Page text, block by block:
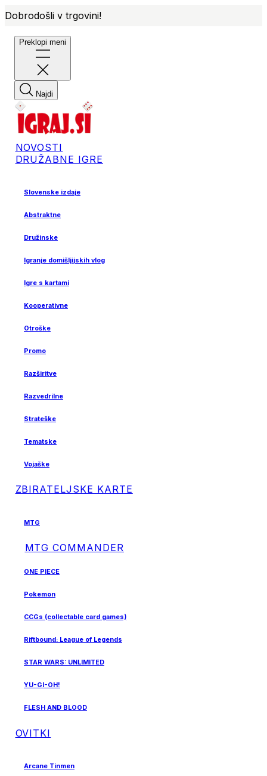
Dobrodošli v trgovini!
Preklopi meni
Najdi
NOVOSTI
DRUŽABNE IGRE
Slovenske izdaje
Abstraktne
Družinske
Igranje domišljijskih vlog
Igre s kartami
Kooperativne
Otroške
Promo
Razširitve
Razvedrilne
Strateške
Tematske
Vojaške
ZBIRATELJSKE KARTE
MTG
MTG COMMANDER
ONE PIECE
Pokemon
CCGs (collectable card games)
Riftbound: League of Legends
STAR WARS: UNLIMITED
YU-GI-OH!
FLESH AND BLOOD
OVITKI
Arcane Tinmen